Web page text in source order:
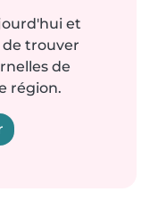
et
de trouver
de
région.